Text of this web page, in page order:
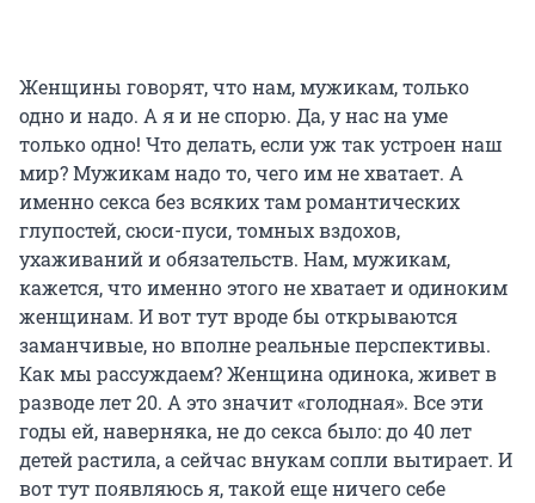
Женщины говорят, что нам, мужикам, только
одно и надо. А я и не спорю. Да, у нас на уме
только одно! Что делать, если уж так устроен наш
мир? Мужикам надо то, чего им не хватает. А
именно секса без всяких там романтических
глупостей, сюси-пуси, томных вздохов,
ухаживаний и обязательств. Нам, мужикам,
кажется, что именно этого не хватает и одиноким
женщинам. И вот тут вроде бы открываются
заманчивые, но вполне реальные перспективы.
Как мы рассуждаем? Женщина одинока, живет в
разводе лет 20. А это значит «голодная». Все эти
годы ей, наверняка, не до секса было: до 40 лет
детей растила, а сейчас внукам сопли вытирает. И
вот тут появляюсь я, такой еще ничего себе